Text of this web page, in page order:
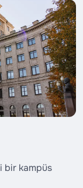
bir kampüs